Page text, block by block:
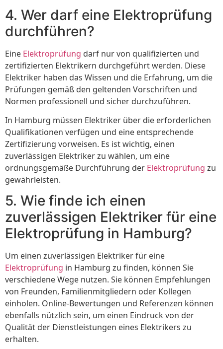
4. Wer darf eine Elektroprüfung
durchführen?
Eine Elektroprüfung darf nur von qualifizierten und
zertifizierten Elektrikern durchgeführt werden. Diese
Elektriker haben das Wissen und die Erfahrung, um die
Prüfungen gemäß den geltenden Vorschriften und
Normen professionell und sicher durchzuführen.
In Hamburg müssen Elektriker über die erforderlichen
Qualifikationen verfügen und eine entsprechende
Zertifizierung vorweisen. Es ist wichtig, einen
zuverlässigen Elektriker zu wählen, um eine
ordnungsgemäße Durchführung der Elektroprüfung zu
gewährleisten.
5. Wie finde ich einen
zuverlässigen Elektriker für eine
Elektroprüfung in Hamburg?
Um einen zuverlässigen Elektriker für eine
Elektroprüfung in Hamburg zu finden, können Sie
verschiedene Wege nutzen. Sie können Empfehlungen
von Freunden, Familienmitgliedern oder Kollegen
einholen. Online-Bewertungen und Referenzen können
ebenfalls nützlich sein, um einen Eindruck von der
Qualität der Dienstleistungen eines Elektrikers zu
erhalten.